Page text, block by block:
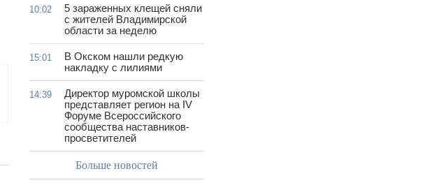
10:02
5 зараженных клещей сняли
с жителей Владимирской
области за неделю
15:01
В Окском нашли редкую
накладку с лилиями
14:39
Директор муромской школы
представляет регион на IV
Форуме Всероссийского
сообщества наставников-
просветителей
Больше новостей